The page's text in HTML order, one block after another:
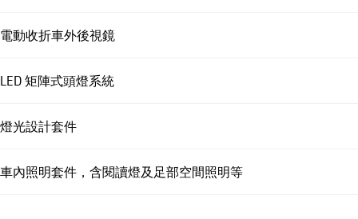
電動收折車外後視鏡
LED 矩陣式頭燈系統
燈光設計套件
車內照明套件，含閱讀燈及足部空間照明等